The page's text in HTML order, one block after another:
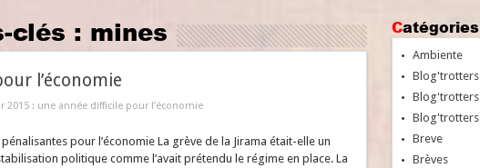
clés : mines
l’économie
2015 : une année difficile pour l’économie
pour l’économie La grève de la Jirama était-elle un
politique comme l’avait prétendu le régime en place. La
Catégories
Ambiente
Blog'trotters
Blog'trotters
Blog'trotters
Breve
Brèves